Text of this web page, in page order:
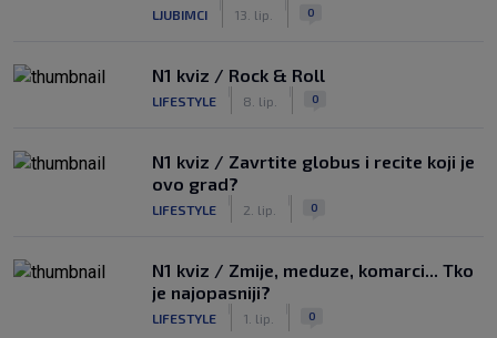
LJUBIMCI 13. lip. 0
N1 kviz / Rock & Roll
LIFESTYLE 8. lip. 0
N1 kviz / Zavrtite globus i recite koji je
ovo grad?
LIFESTYLE 2. lip. 0
N1 kviz / Zmije, meduze, komarci... Tko
je najopasniji?
LIFESTYLE 1. lip. 0